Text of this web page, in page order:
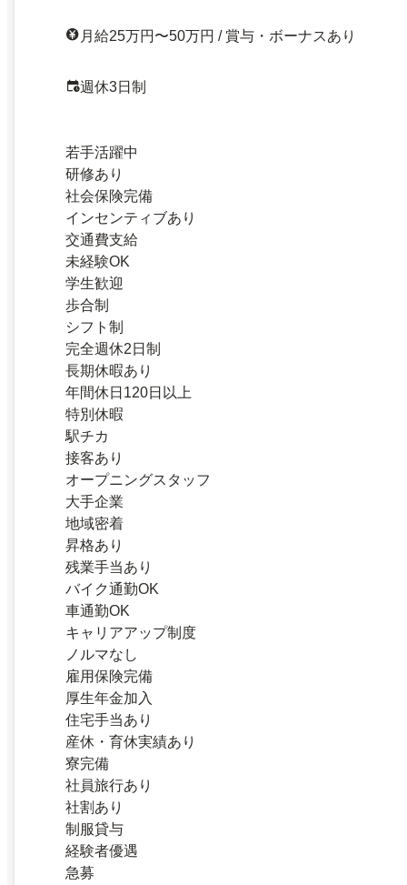
月給25万円〜50万円 / 賞与・ボーナスあり
週休3日制
若手活躍中
研修あり
社会保険完備
インセンティブあり
交通費支給
未経験OK
学生歓迎
歩合制
シフト制
完全週休2日制
長期休暇あり
年間休日120日以上
特別休暇
駅チカ
接客あり
オープニングスタッフ
大手企業
地域密着
昇格あり
残業手当あり
バイク通勤OK
車通勤OK
キャリアアップ制度
ノルマなし
雇用保険完備
厚生年金加入
住宅手当あり
産休・育休実績あり
寮完備
社員旅行あり
社割あり
制服貸与
経験者優遇
急募